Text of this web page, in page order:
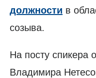
должности в
созыва.
На посту спикера
Владимира